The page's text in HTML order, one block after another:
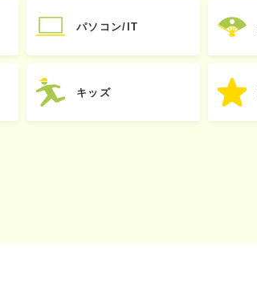
パソコン/IT
キッズ